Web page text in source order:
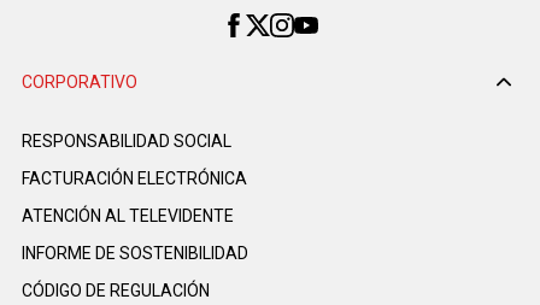
CORPORATIVO
RESPONSABILIDAD SOCIAL
FACTURACIÓN ELECTRÓNICA
ATENCIÓN AL TELEVIDENTE
INFORME DE SOSTENIBILIDAD
CÓDIGO DE REGULACIÓN